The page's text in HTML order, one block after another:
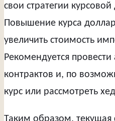
свои стратегии курсовой
Повышение курса
увеличить стоимость
Рекомендуется
контрактов и, по
курс или рассмотреть
Таким образом, текущая